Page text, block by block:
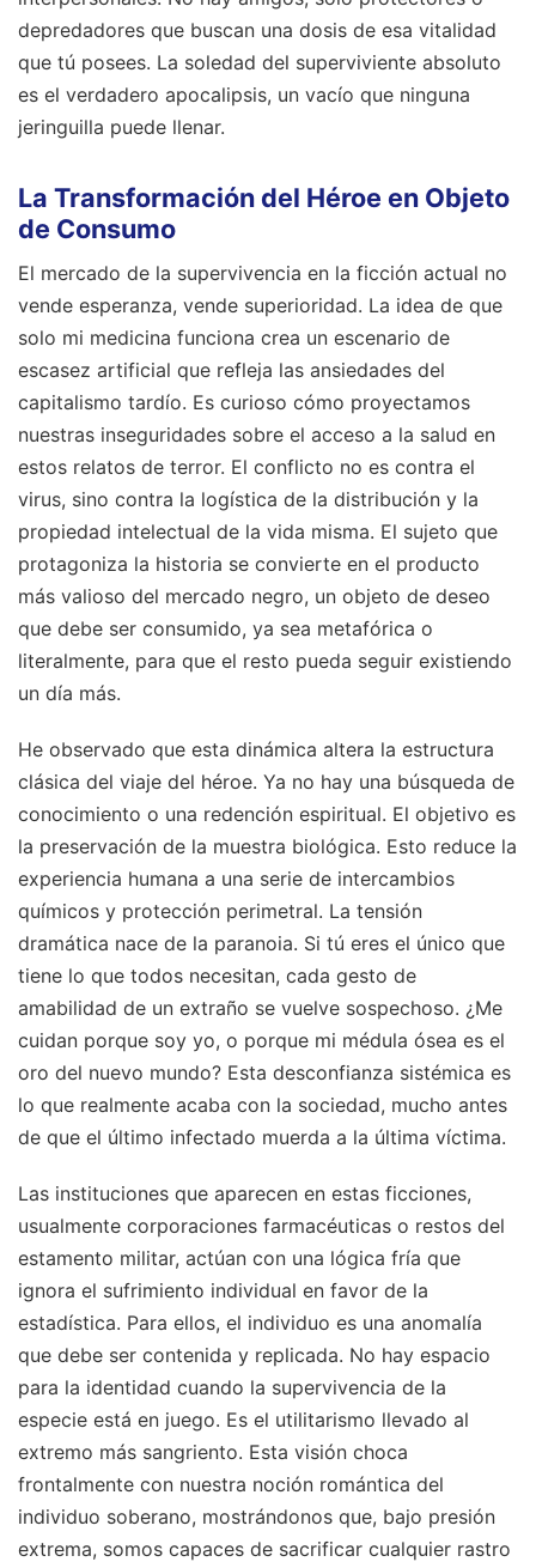
depredadores que buscan una dosis de esa vitalidad
que tú posees. La soledad del superviviente absoluto
es el verdadero apocalipsis, un vacío que ninguna
jeringuilla puede llenar.
La Transformación del Héroe en Objeto
de Consumo
El mercado de la supervivencia en la ficción actual no
vende esperanza, vende superioridad. La idea de que
solo mi medicina funciona crea un escenario de
escasez artificial que refleja las ansiedades del
capitalismo tardío. Es curioso cómo proyectamos
nuestras inseguridades sobre el acceso a la salud en
estos relatos de terror. El conflicto no es contra el
virus, sino contra la logística de la distribución y la
propiedad intelectual de la vida misma. El sujeto que
protagoniza la historia se convierte en el producto
más valioso del mercado negro, un objeto de deseo
que debe ser consumido, ya sea metafórica o
literalmente, para que el resto pueda seguir existiendo
un día más.
He observado que esta dinámica altera la estructura
clásica del viaje del héroe. Ya no hay una búsqueda de
conocimiento o una redención espiritual. El objetivo es
la preservación de la muestra biológica. Esto reduce la
experiencia humana a una serie de intercambios
químicos y protección perimetral. La tensión
dramática nace de la paranoia. Si tú eres el único que
tiene lo que todos necesitan, cada gesto de
amabilidad de un extraño se vuelve sospechoso. ¿Me
cuidan porque soy yo, o porque mi médula ósea es el
oro del nuevo mundo? Esta desconfianza sistémica es
lo que realmente acaba con la sociedad, mucho antes
de que el último infectado muerda a la última víctima.
Las instituciones que aparecen en estas ficciones,
usualmente corporaciones farmacéuticas o restos del
estamento militar, actúan con una lógica fría que
ignora el sufrimiento individual en favor de la
estadística. Para ellos, el individuo es una anomalía
que debe ser contenida y replicada. No hay espacio
para la identidad cuando la supervivencia de la
especie está en juego. Es el utilitarismo llevado al
extremo más sangriento. Esta visión choca
frontalmente con nuestra noción romántica del
individuo soberano, mostrándonos que, bajo presión
extrema, somos capaces de sacrificar cualquier rastro